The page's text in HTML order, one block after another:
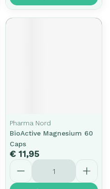
Pharma Nord
BioActive Magnesium 60
Caps
€ 11,95
Aantal